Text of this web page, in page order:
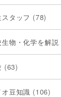
タッフ (78)
物・化学を解説
(63)
豆知識 (106)